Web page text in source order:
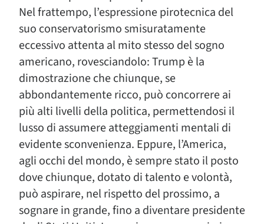
Nel frattempo, l’espressione pirotecnica del
suo conservatorismo smisuratamente
eccessivo attenta al mito stesso del sogno
americano, rovesciandolo: Trump è la
dimostrazione che chiunque, se
abbondantemente ricco, può concorrere ai
più alti livelli della politica, permettendosi il
lusso di assumere atteggiamenti mentali di
evidente sconvenienza. Eppure, l’America,
agli occhi del mondo, è sempre stato il posto
dove chiunque, dotato di talento e volontà,
può aspirare, nel rispetto del prossimo, a
sognare in grande, fino a diventare presidente